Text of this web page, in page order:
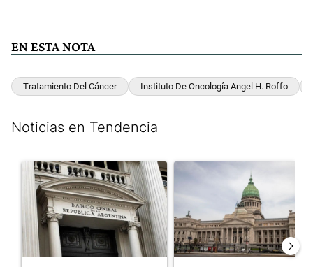
EN ESTA NOTA
Tratamiento Del Cáncer Instituto De Oncología Angel H. Roffo
Noticias en Tendencia
Un artículo de tendencia con el título "Las reservas del Banco
Un artículo de tendencia